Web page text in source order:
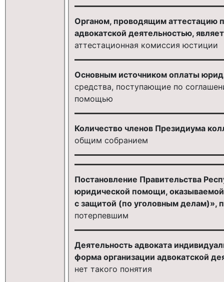
Органом, проводящим аттестацию
адвокатской деятельностью,
аттестационная комиссия юстиции
Основным источником оплаты
средства, поступающие по
помощью
Количество членов Президиума
общим собранием
Постановление Правительства
юридической помощи,
с защитой (по уголовным делам)»,
потерпевшим
Деятельность адвоката
форма организации адвокатской
нет такого понятия